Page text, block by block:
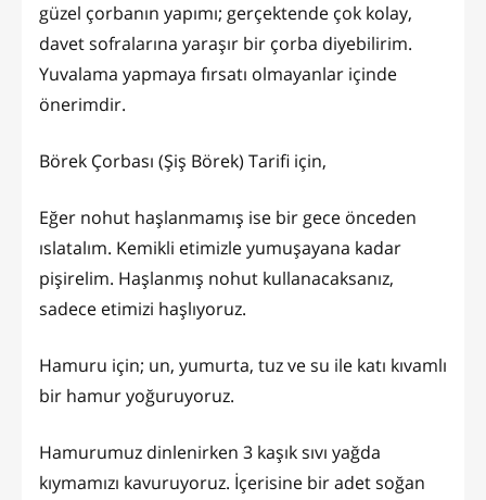
güzel çorbanın yapımı; gerçektende çok kolay,
davet sofralarına yaraşır bir çorba diyebilirim.
Yuvalama yapmaya fırsatı olmayanlar içinde
önerimdir.
Börek Çorbası (Şiş Börek) Tarifi için,
Eğer nohut haşlanmamış ise bir gece önceden
ıslatalım. Kemikli etimizle yumuşayana kadar
pişirelim. Haşlanmış nohut kullanacaksanız,
sadece etimizi haşlıyoruz.
Hamuru için; un, yumurta, tuz ve su ile katı kıvamlı
bir hamur yoğuruyoruz.
Hamurumuz dinlenirken 3 kaşık sıvı yağda
kıymamızı kavuruyoruz. İçerisine bir adet soğan